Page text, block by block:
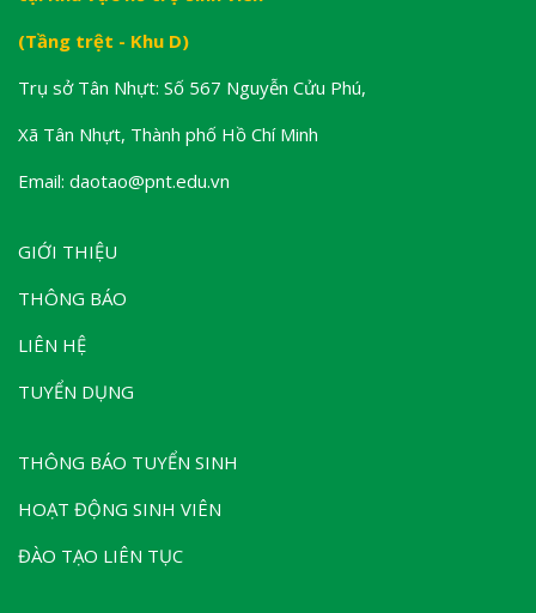
(Tầng trệt - Khu D)
Trụ sở Tân Nhựt: Số 567 Nguyễn Cửu Phú,
Xã Tân Nhựt, Thành phố Hồ Chí Minh
Email: daotao@pnt.edu.vn
GIỚI THIỆU
THÔNG BÁO
LIÊN HỆ
TUYỂN DỤNG
THÔNG BÁO TUYỂN SINH
HOẠT ĐỘNG SINH VIÊN
ĐÀO TẠO LIÊN TỤC